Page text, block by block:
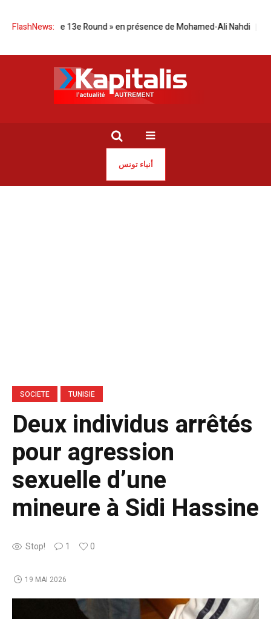
FlashNews:
film « Le 13e Round » en présence de Mohamed-Ali Nahdi
أنباء تونس
SOCIETE TUNISIE
Deux individus arrêtés
pour agression
sexuelle d’une
mineure à Sidi Hassine
Stop! 1 0
19 MAI 2026